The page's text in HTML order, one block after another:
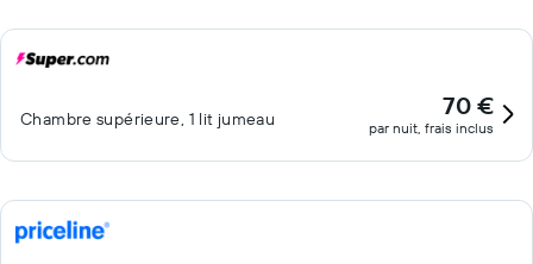
Chambre supérieure, 1 lit jumeau 70 €
par nuit, frais inclus